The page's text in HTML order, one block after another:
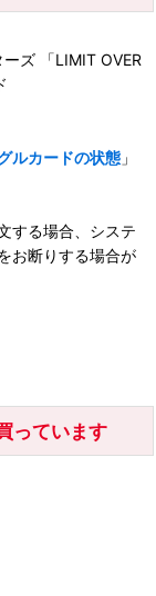
ズ 「LIMIT OVER
ルカードの状態 」
する場合、システ
お断りする場合が
っています